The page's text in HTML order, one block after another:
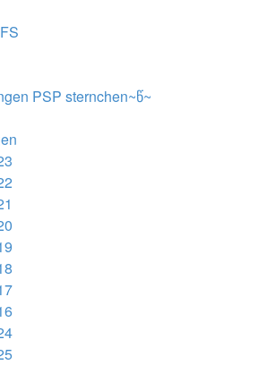
PSP sternchen~წ~